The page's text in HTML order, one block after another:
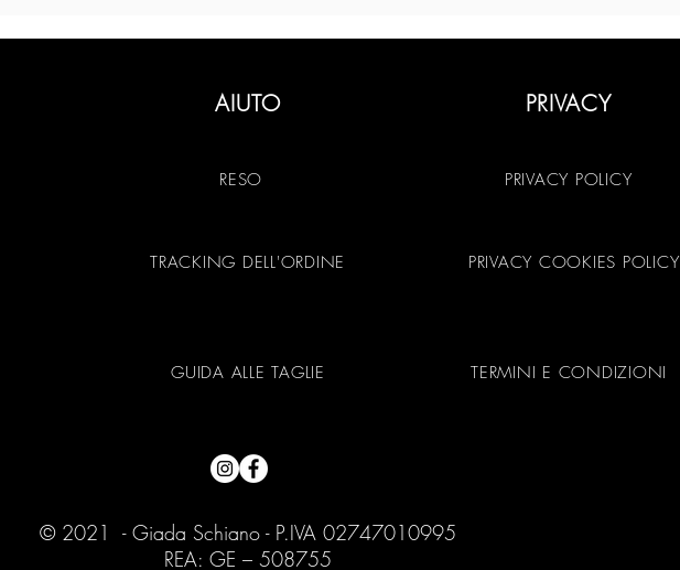
AIUTO
RESO
TRACKING DELL'ORDINE
GUIDA ALLE TAGLIE
PRIVACY
PRIVACY POLICY
PRIVACY COOKIES POLICY
TERMINI E CONDIZIONI
© 2021 - Giada Schiano - P.IVA 02747010995
REA: GE – 508755